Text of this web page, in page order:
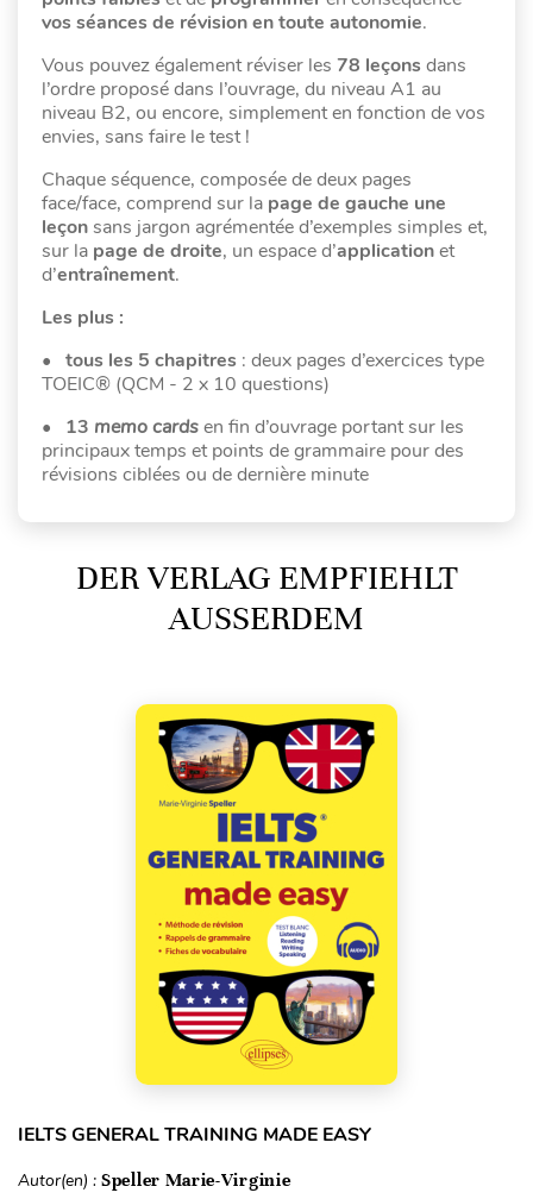
vos séances de révision en toute autonomie.
Vous pouvez également réviser les 78 leçons dans
l’ordre proposé dans l’ouvrage, du niveau A1 au
niveau B2, ou encore, simplement en fonction de vos
envies, sans faire le test !
Chaque séquence, composée de deux pages
face/face, comprend sur la page de gauche une
leçonsans jargon agrémentée d’exemples simples et,
sur la page de droite, un espace d’applicationet
d’entraînement.
Les plus :
• tous les 5 chapitres : deux pages d’exercices type
TOEIC® (QCM - 2 x 10 questions)
• 13 memo cardsen fin d’ouvrage portant sur les
principaux temps et points de grammaire pour des
révisions ciblées ou de dernière minute
DER VERLAG EMPFIEHLT
AUSSERDEM
IELTS GENERAL TRAINING MADE EASY
Autor(en) : Speller Marie-Virginie